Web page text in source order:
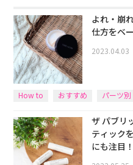
よれ・崩
仕方をベ
2023.04.03
How to おすすめ パーツ別
ザ パブリ
ティック
にも注目！